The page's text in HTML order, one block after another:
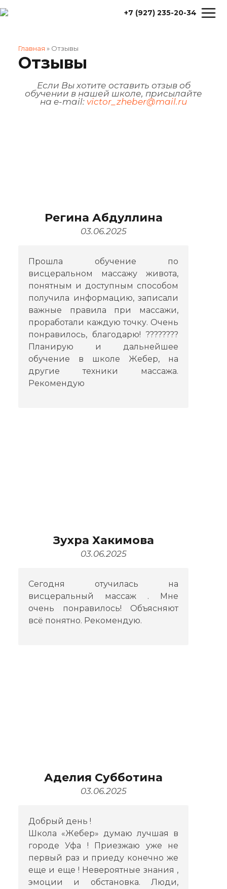
+7 (927) 235-20-34
Главная » Отзывы
Отзывы
Если Вы хотите оставить отзыв об
обучении в нашей школе, присылайте
на e-mail: victor_zheber@mail.ru
Регина Абдуллина
03.06.2025
Прошла обучение по
висцеральном массажу живота,
понятным и доступным способом
получила информацию, записали
важные правила при массажи,
проработали каждую точку. Очень
понравилось, благодарю! ????????
Планирую и дальнейшее
обучение в школе Жебер, на
другие техники массажа.
Рекомендую
Зухра Хакимова
03.06.2025
Сегодня отучилась на
висцеральный массаж . Мне
очень понравилось! Объясняют
всё понятно. Рекомендую.
Аделия Субботина
03.06.2025
Добрый день !
Школа «Жебер» думаю лучшая в
городе Уфа ! Приезжаю уже не
первый раз и приеду конечно же
еще и еще ! Невероятные знания ,
эмоции и обстановка. Люди,